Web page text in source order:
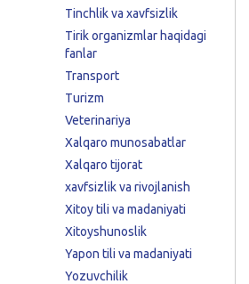
Tinchlik va xavfsizlik
Tirik organizmlar haqidagi
fanlar
Transport
Turizm
Veterinariya
Xalqaro munosabatlar
Xalqaro tijorat
xavfsizlik va rivojlanish
Xitoy tili va madaniyati
Xitoyshunoslik
Yapon tili va madaniyati
Yozuvchilik